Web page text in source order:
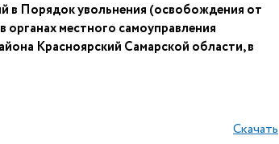
в Порядок увольнения (освобождения от
местного самоуправления
Красноярский Самарской области, в
Скачать